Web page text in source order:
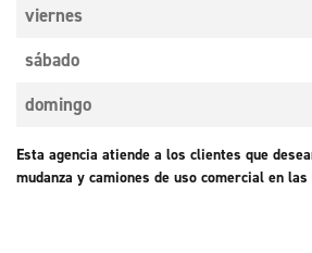
viernes
sábado
domingo
Esta agencia atiende a los clientes que
mudanza y camiones de uso comercial en